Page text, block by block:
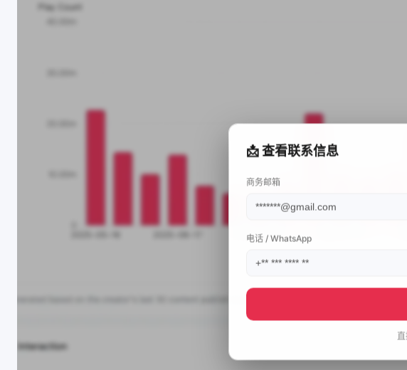
📩 查看联系信息
商务邮箱
电话 / WhatsApp